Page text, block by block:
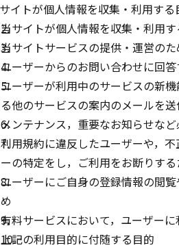
イトが個人情報を収集・利用する
当サイトが個人情報を収集・利用す
当サイトサービスの提供・運営のた
ユーザーからのお問い合わせに回
ユーザーが利用中のサービスの新
る他のサービスの案内のメールを
メンテナンス，重要なお知らせな
利用規約に違反したユーザーや，
ーの特定をし，ご利用をお断りする
ユーザーにご自身の登録情報の閲
め
有料サービスにおいて，ユーザー
上記の利用目的に付随する目的